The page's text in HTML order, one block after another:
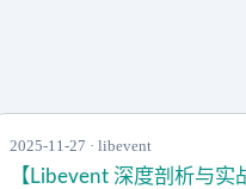
2025-11-27 · libevent
【Libevent 深度剖析与实